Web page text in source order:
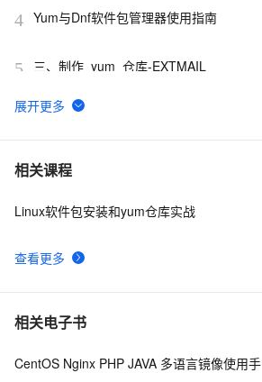
4 Yum与Dnf软件包管理器使用指南
5 三、制作_yum_仓库-EXTMAIL
6 局域网自建YUM仓库
7 【运维杂谈】如何用yum只下载，不安装?
8 yum命令
9 制作2.7.25版本puppet yum源
10
相关课程
查看更多
Linux软件包安装和yum仓库实战
相关电子书
CentOS Nginx PHP JAVA 多语言镜像使用手